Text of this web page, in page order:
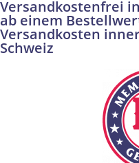
Versandkostenfrei
ab einem
Versandkosten
Schweiz